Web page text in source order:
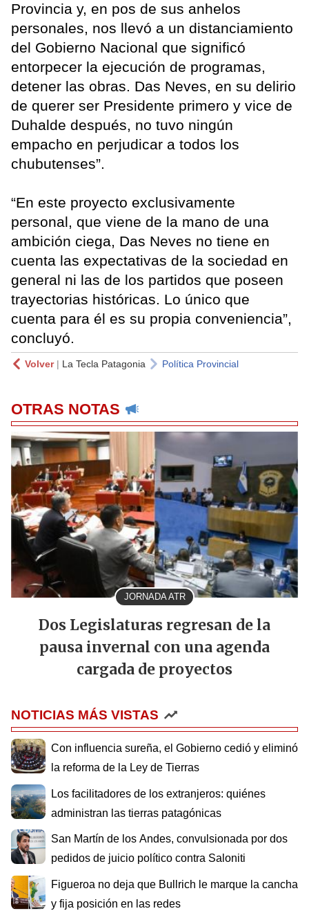
Provincia y, en pos de sus anhelos
personales, nos llevó a un distanciamiento
del Gobierno Nacional que significó
entorpecer la ejecución de programas,
detener las obras. Das Neves, en su delirio
de querer ser Presidente primero y vice de
Duhalde después, no tuvo ningún
empacho en perjudicar a todos los
chubutenses”.
“En este proyecto exclusivamente
personal, que viene de la mano de una
ambición ciega, Das Neves no tiene en
cuenta las expectativas de la sociedad en
general ni las de los partidos que poseen
trayectorias históricas. Lo único que
cuenta para él es su propia conveniencia”,
concluyó.
Volver| La Tecla Patagonia Política Provincial
OTRAS NOTAS
JORNADA ATR
Dos Legislaturas regresan de la
pausa invernal con una agenda
cargada de proyectos
NOTICIAS MÁS VISTAS
Con influencia sureña, el Gobierno cedió y eliminó
la reforma de la Ley de Tierras
Los facilitadores de los extranjeros: quiénes
administran las tierras patagónicas
San Martín de los Andes, convulsionada por dos
pedidos de juicio político contra Saloniti
Figueroa no deja que Bullrich le marque la cancha
y fija posición en las redes